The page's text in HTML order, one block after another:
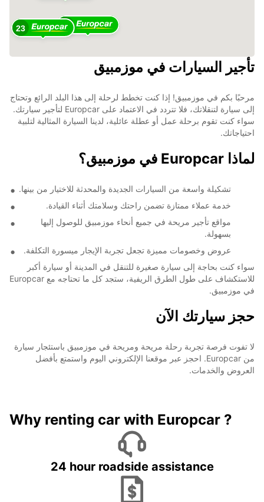
8
23
تأجير السيارات في موزمبيق
مرحبًا بكم في موزمبيق! إذا كنت تخطط لرحلة إلى هذا البلد الرائع وتحتاج
إلى سيارة لتنقلاتك، فلا تتردد في الاعتماد على Europcar لتأجير سيارتك.
سواء كنت تقوم برحلة عمل أو عطلة عائلية، لدينا السيارة المثالية لتلبية
احتياجاتك.
لماذا Europcar في موزمبيق؟
تشكيلة واسعة من السيارات الجديدة والمحدثة للاختيار من بينها.
خدمة عملاء ممتازة تضمن راحتك وسلامتك أثناء القيادة.
مواقع تأجير مريحة في جميع أنحاء موزمبيق للوصول إليها
بسهولة.
عروض وخصومات مميزة تجعل تجربة الإيجار ميسورة التكلفة.
سواء كنت بحاجة إلى سيارة صغيرة للتنقل في المدينة أو سيارة أكبر
للاستكشاف على طول الطرق الريفية، ستجد كل ما تحتاجه مع Europcar
في موزمبيق.
حجز سيارتك الآن
لا تفوت فرصة تجربة رحلة مريحة ومريحة في موزمبيق باستئجار سيارة
من Europcar. احجز عبر موقعنا الإلكتروني اليوم واستمتع بأفضل
العروض والخدمات.
Why renting car with Europcar ?
24 hour roadside assistance